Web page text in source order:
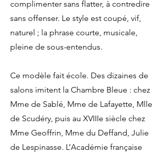
complimenter sans flatter, à contredire
sans offenser. Le style est coupé, vif,
naturel ; la phrase courte, musicale,
pleine de sous-entendus.
Ce modèle fait école. Des dizaines de
salons imitent la Chambre Bleue : chez
Mme de Sablé, Mme de Lafayette, Mlle
de Scudéry, puis au XVIIIe siècle chez
Mme Geoffrin, Mme du Deffand, Julie
de Lespinasse. L’Académie française